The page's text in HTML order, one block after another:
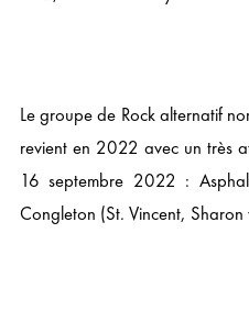
Le groupe de Rock alternatif
revient en 2022 avec un très
16 septembre 2022 :
Congleton (St. Vincent,